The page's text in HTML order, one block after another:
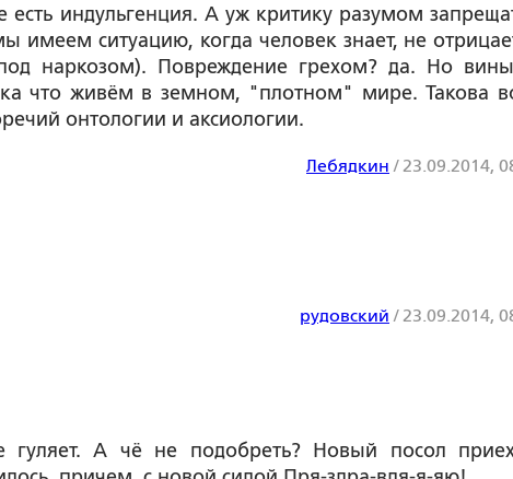
индульгенция. А уж критику разумом
имеем ситуацию, когда человек знает, не
наркозом). Повреждение грехом? да. Но
что живём в земном, "плотном" мире. Такова
онтологии и аксиологии.
Лебядкин / 23.09.2014,
рудовский / 23.09.2014,
гуляет. А чё не подобреть? Новый посол